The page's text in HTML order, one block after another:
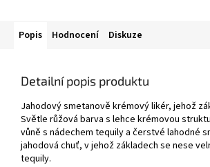
Popis Hodnocení Diskuze
Detailní popis produktu
Jahodový smetanově krémový likér, jehož
Světle růžová barva s lehce krémovou
vůně s nádechem tequily a čerstvé lahodné
jahodová chuť, v jehož základech se nese
tequily.